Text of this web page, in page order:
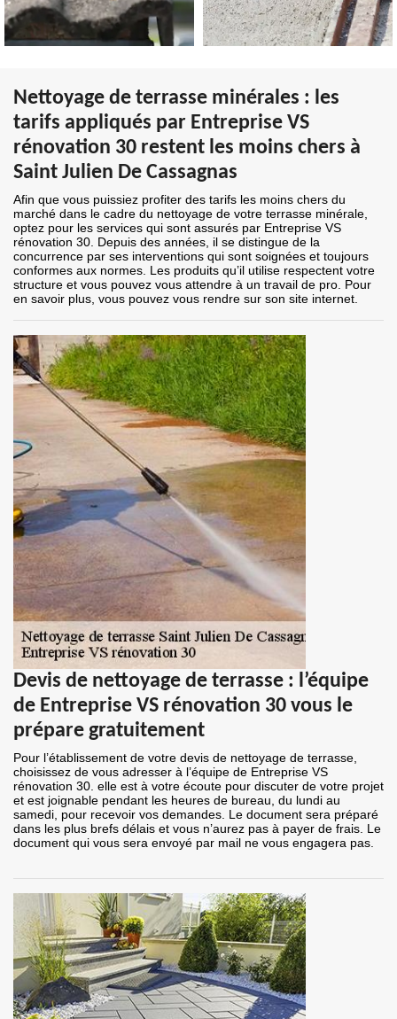
Nettoyage de terrasse minérales : les
tarifs appliqués par Entreprise VS
rénovation 30 restent les moins chers à
Saint Julien De Cassagnas
Afin que vous puissiez profiter des tarifs les moins chers du
marché dans le cadre du nettoyage de votre terrasse minérale,
optez pour les services qui sont assurés par Entreprise VS
rénovation 30. Depuis des années, il se distingue de la
concurrence par ses interventions qui sont soignées et toujours
conformes aux normes. Les produits qu’il utilise respectent votre
structure et vous pouvez vous attendre à un travail de pro. Pour
en savoir plus, vous pouvez vous rendre sur son site internet.
Devis de nettoyage de terrasse : l’équipe
de Entreprise VS rénovation 30 vous le
prépare gratuitement
Pour l’établissement de votre devis de nettoyage de terrasse,
choisissez de vous adresser à l’équipe de Entreprise VS
rénovation 30. elle est à votre écoute pour discuter de votre projet
et est joignable pendant les heures de bureau, du lundi au
samedi, pour recevoir vos demandes. Le document sera préparé
dans les plus brefs délais et vous n’aurez pas à payer de frais. Le
document qui vous sera envoyé par mail ne vous engagera pas.